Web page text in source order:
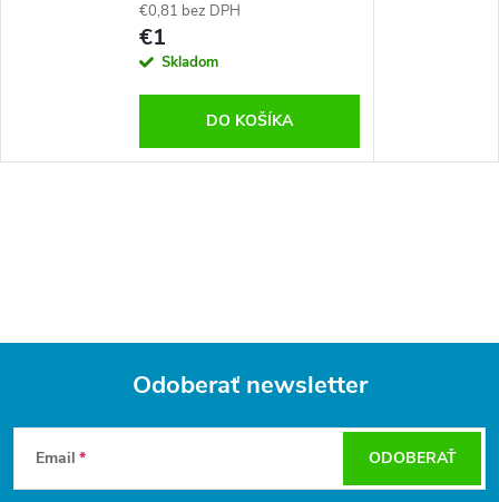
€0,81 bez DPH
€1
Skladom
DO KOŠÍKA
Odoberať newsletter
Email ODOBERAŤ